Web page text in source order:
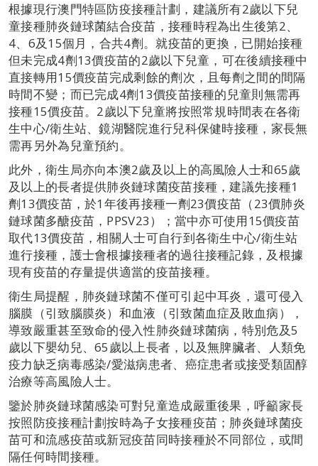
根據現行澳門特區防疫接種計劃，建議所有2歲以下兒
童接種肺炎鏈球菌結合疫苗，接種時程為出生後第2、
4、6及15個月，合共4劑。就疫苗的更換，已開始接種
但未完成4劑13價疫苗的2歲以下兒童，可在後續接種中
直接轉用15價疫苗完成剩餘的劑次，且每劑之間的間隔
時間不變；而已完成4劑13價疫苗接種的兒童則無需再
接種15價疫苗。2歲以下兒童將按照常規時間表在各衛
生中心/衛生站、鏡湖醫院進行兒科保健時接種，家長無
需再另外為兒童預約。
此外，衛生局亦向本澳2歲及以上的高風險人士和65歲
及以上的長者提供肺炎鏈球菌疫苗接種，建議先接種1
劑13價疫苗，於1年後再接種一劑23價疫苗（23價肺炎
鏈球菌多醣疫苗，PPSV23）；當中亦可使用15價疫苗
取代13價疫苗，相關人士可自行到各衛生中心/衛生站
進行接種，護士會根據接種者的過往接種記錄，及根據
現有疫苗的存量提供適當的疫苗接種。
衛生局提醒，肺炎鏈球菌不僅可引起中耳炎，還可侵入
腦膜（引致腦膜炎）和血液（引致菌血症及敗血病），
導致嚴重甚至致命的侵入性肺炎鏈球菌病，特別危及5
歲以下嬰幼兒、65歲以上長者，以及無脾臟者、人類免
疫力缺乏病毒感染/愛滋病患者、癌症患者或接受類固醇
治療等高風險人士。
鑒於肺炎鏈球菌感染可對兒童造成嚴重後果，呼籲家長
按照防疫接種計劃按時為子女接種疫苗；肺炎鏈球菌疫
苗可和流感疫苗或新冠疫苗同時接種於不同部位，或間
隔任何時間接種。